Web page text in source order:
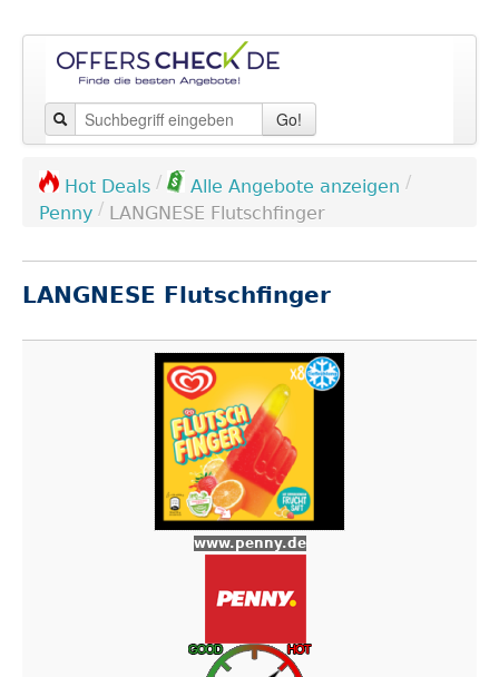
Go!
Hot Deals / Alle Angebote anzeigen /
Penny / LANGNESE Flutschfinger
LANGNESE Flutschfinger
www.penny.de